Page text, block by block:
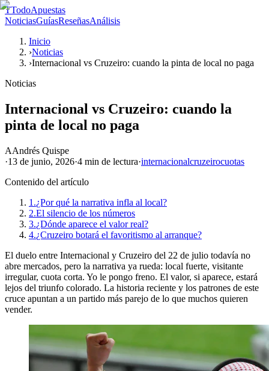
TTodoApuestas
NoticiasGuíasReseñasAnálisis
Inicio
›Noticias
›Internacional vs Cruzeiro: cuando la pinta de local no paga
Noticias
Internacional vs Cruzeiro: cuando la
pinta de local no paga
AAndrés Quispe
·13 de junio, 2026·4 min de lectura·internacionalcruzeirocuotas
Contenido del artículo
1.¿Por qué la narrativa infla al local?
2.El silencio de los números
3.¿Dónde aparece el valor real?
4.¿Cruzeiro botará el favoritismo al arranque?
El duelo entre Internacional y Cruzeiro del 22 de julio todavía no
abre mercados, pero la narrativa ya rueda: local fuerte, visitante
irregular, cuota corta. Yo le pongo freno. El valor, si aparece, estará
lejos del triunfo colorado. La historia reciente y los patrones de este
cruce apuntan a un partido más parejo de lo que muchos quieren
vender.